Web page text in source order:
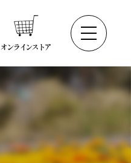
オンラインストア